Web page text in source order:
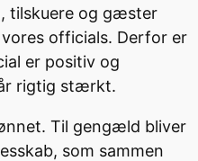
tilskuere og gæster
officials. Derfor er
er positiv og
rigtig stærkt.
Til gengæld bliver
som sammen